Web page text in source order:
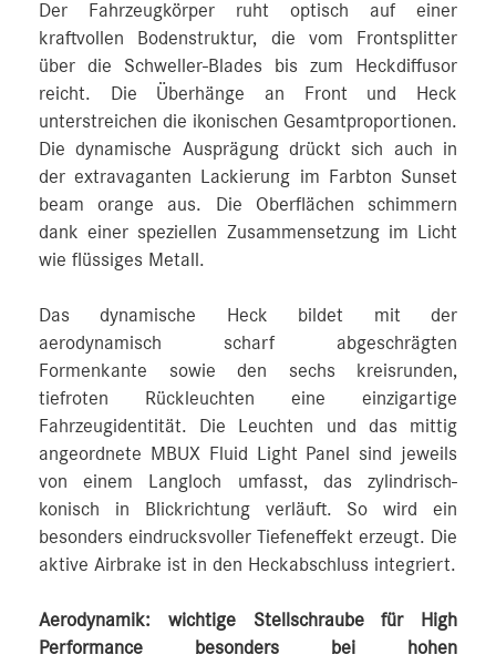
Der Fahrzeugkörper ruht optisch auf einer
kraftvollen Bodenstruktur, die vom Frontsplitter
über die Schweller-Blades bis zum Heckdiffusor
reicht. Die Überhänge an Front und Heck
unterstreichen die ikonischen Gesamtproportionen.
Die dynamische Ausprägung drückt sich auch in
der extravaganten Lackierung im Farbton Sunset
beam orange aus. Die Oberflächen schimmern
dank einer speziellen Zusammensetzung im Licht
wie flüssiges Metall.
Das dynamische Heck bildet mit der
aerodynamisch scharf abgeschrägten
Formenkante sowie den sechs kreisrunden,
tiefroten Rückleuchten eine einzigartige
Fahrzeugidentität. Die Leuchten und das mittig
angeordnete MBUX Fluid Light Panel sind jeweils
von einem Langloch umfasst, das zylindrisch-
konisch in Blickrichtung verläuft. So wird ein
besonders eindrucksvoller Tiefeneffekt erzeugt. Die
aktive Airbrake ist in den Heckabschluss integriert.
Aerodynamik: wichtige Stellschraube für High
Performance besonders bei hohen